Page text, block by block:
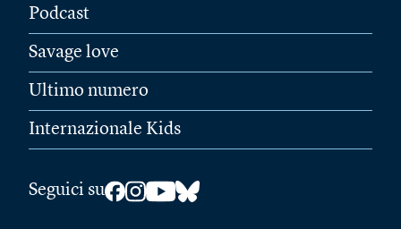
Podcast
Savage love
Ultimo numero
Internazionale Kids
Seguici su